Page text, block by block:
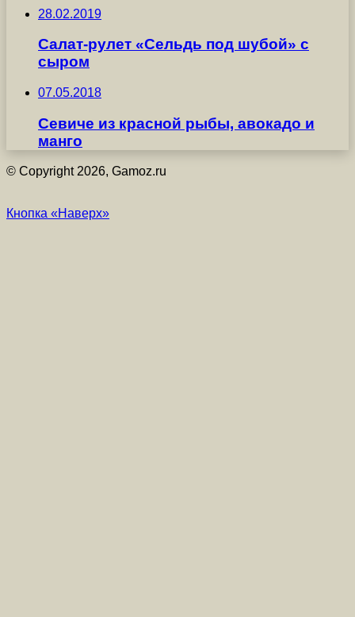
28.02.2019
Салат-рулет «Сельдь под шубой» с
сыром
07.05.2018
Севиче из красной рыбы, авокадо и
манго
© Copyright 2026, Gamoz.ru
Кнопка «Наверх»